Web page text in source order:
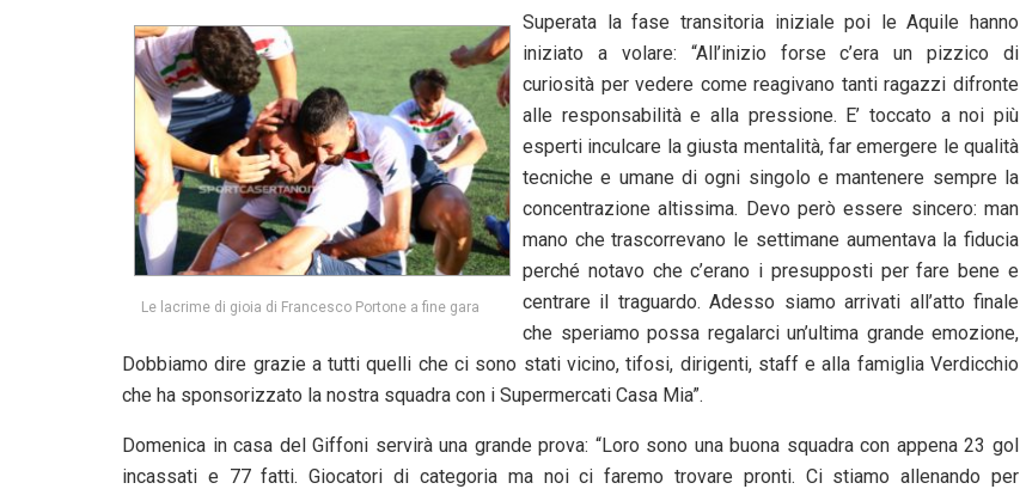
Le lacrime di gioia di Francesco Portone a fine gara
Superata la fase transitoria iniziale poi le Aquile hanno
iniziato a volare: “All’inizio forse c’era un pizzico di
curiosità per vedere come reagivano tanti ragazzi difronte
alle responsabilità e alla pressione. E’ toccato a noi più
esperti inculcare la giusta mentalità, far emergere le qualità
tecniche e umane di ogni singolo e mantenere sempre la
concentrazione altissima. Devo però essere sincero: man
mano che trascorrevano le settimane aumentava la fiducia
perché notavo che c’erano i presupposti per fare bene e
centrare il traguardo. Adesso siamo arrivati all’atto finale
che speriamo possa regalarci un’ultima grande emozione,
Dobbiamo dire grazie a tutti quelli che ci sono stati vicino, tifosi, dirigenti, staff e alla famiglia Verdicchio
che ha sponsorizzato la nostra squadra con i Supermercati Casa Mia”.
Domenica in casa del Giffoni servirà una grande prova: “Loro sono una buona squadra con appena 23 gol
incassati e 77 fatti. Giocatori di categoria ma noi ci faremo trovare pronti. Ci stiamo allenando per